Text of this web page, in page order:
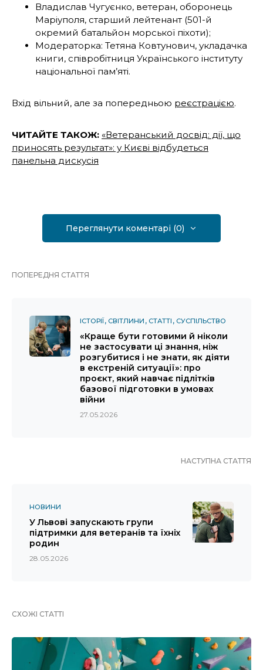
Владислав Чугуєнко, ветеран, оборонець
Маріуполя, старший лейтенант (501-й
окремий батальйон морської піхоти);
Модераторка: Тетяна Ковтунович, укладачка
книги, співробітниця Українського інституту
національної пам’яті.
Вхід вільний, але за попередньою реєстрацією.
ЧИТАЙТЕ ТАКОЖ: «Ветеранський досвід: дії, що
приносять результат»: у Києві відбудеться
панельна дискусія
Переглянути коментарі (0)
ПОПЕРЕДНЯ СТАТТЯ
ІСТОРІЇ СВІТЛИНИ СТАТТІ СУСПІЛЬСТВО
«Краще бути готовими й ніколи
не застосувати ці знання, ніж
розгубитися і не знати, як діяти
в екстреній ситуації»: про
проєкт, який навчає підлітків
базової підготовки в умовах
війни
27.05.2026
НАСТУПНА СТАТТЯ
НОВИНИ
У Львові запускають групи
підтримки для ветеранів та їхніх
родин
28.05.2026
СХОЖІ СТАТТІ